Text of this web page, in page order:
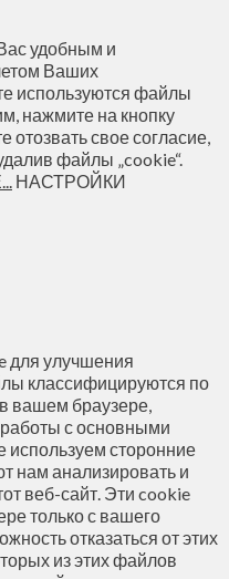
удобным и
Ваших
используются файлы
нажмите на кнопку
отозвать свое согласие,
файлы „cookie“.
НАСТРОЙКИ
для улучшения
классифицируются по
вашем браузере,
с основными
сторонние
нам анализировать и
веб-сайт. Эти cookie
только с вашего
отказаться от этих
из этих файлов